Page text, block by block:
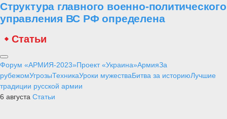
Структура главного военно-политического
управления ВС РФ определена
Статьи
Форум «АРМИЯ-2023»Проект «Украина»АрмияЗа
рубежомУгрозыТехникаУроки мужестваБитва за историюЛучшие
традиции русской армии
6 августа Статьи